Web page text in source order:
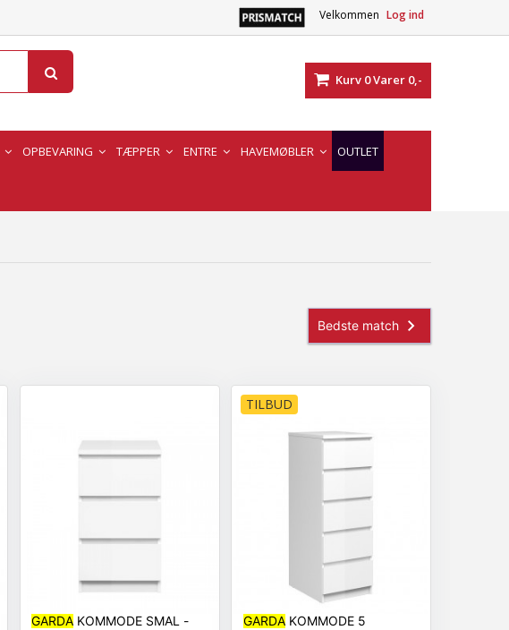
Velkommen Log ind
Kurv 0Varer 0,-
OPBEVARING TÆPPER ENTRE HAVEMØBLER OUTLET
GARDA KOMMODE SMAL -
TILBUD
GARDAKOMMODE 5